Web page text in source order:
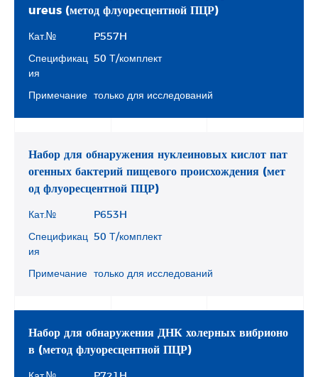
ureus (метод флуоресцентной ПЦР)
Кат.№ P557H
Спецификац
ия
50 Т/комплект
Примечание только для исследований
Набор для обнаружения нуклеиновых кислот пат
огенных бактерий пищевого происхождения (мет
од флуоресцентной ПЦР)
Кат.№ P653H
Спецификац
ия
50 Т/комплект
Примечание только для исследований
Набор для обнаружения ДНК холерных вибрионо
в (метод флуоресцентной ПЦР)